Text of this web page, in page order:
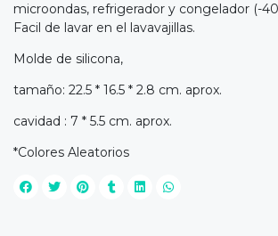
microondas, refrigerador y congelador (-40
Facil de lavar en el lavavajillas.
Molde de silicona,
tamaño: 22.5 * 16.5 * 2.8 cm. aprox.
cavidad : 7 * 5.5 cm. aprox.
*Colores Aleatorios